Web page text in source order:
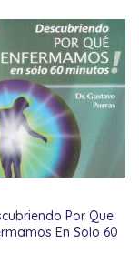
Por Que
En Solo 60